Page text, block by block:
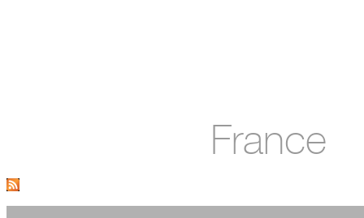
France